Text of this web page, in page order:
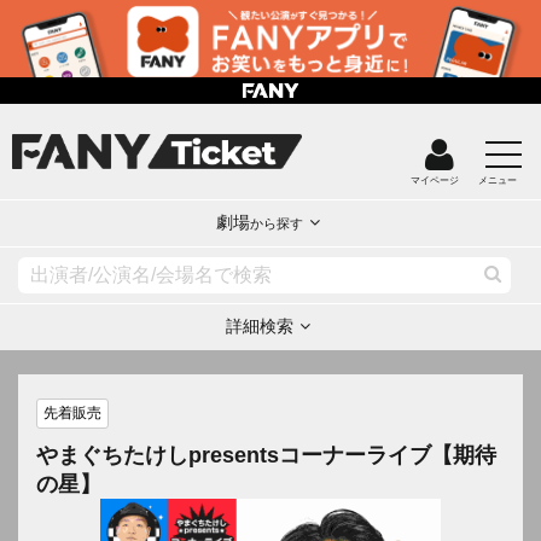
マイページ メニュー
劇場から探す
詳細検索
先着販売
やまぐちたけしpresentsコーナーライブ【期待
の星】